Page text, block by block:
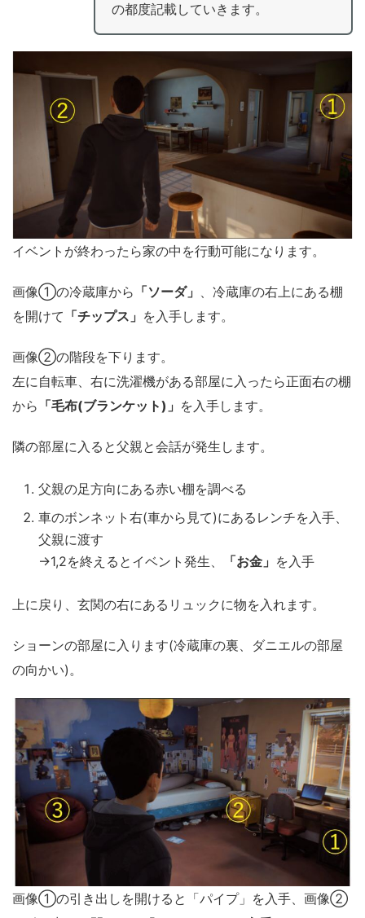
の都度記載していきます。
イベントが終わったら家の中を行動可能になります。
画像①の冷蔵庫から 「ソーダ」 、冷蔵庫の右上にある棚
を開けて 「チップス」 を入手します。
画像②の階段を下ります。
左に自転車、右に洗濯機がある部屋に入ったら正面右の棚
から 「毛布(ブランケット)」 を入手します。
隣の部屋に入ると父親と会話が発生します。
父親の足方向にある赤い棚を調べる
車のボンネット右(車から見て)にあるレンチを入手、
父親に渡す
→1,2を終えるとイベント発生、
「お金」 を入手
上に戻り、玄関の右にあるリュックに物を入れます。
ショーンの部屋に入ります(冷蔵庫の裏、ダニエルの部屋
の向かい)。
画像①の引き出しを開けると「パイプ」を入手、画像②